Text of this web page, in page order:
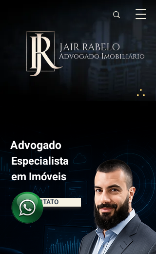
JAIR RABELO
Advogado Imobiliário
Advogado
Especialista
em Imóveis
CONTATO